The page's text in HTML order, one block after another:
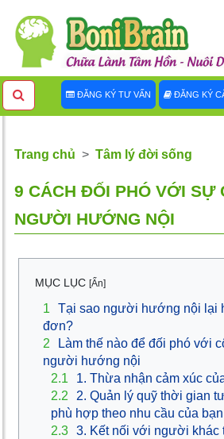
ĐĂNG KÝ TƯ VẤN ĐĂNG KÝ
Trang chủ Tâm lý đời sống
9 CÁCH ĐỐI PHÓ VỚI SỰ
NGƯỜI HƯỚNG NỘI
MỤC LỤC [Ẩn]
1
Tại sao người hướng nội lại
đơn?
2
Làm thế nào để đối phó với
người hướng nội
2.1
1. Thừa nhận cảm xúc
2.2
2. Quản lý quỹ thời gian
phù hợp theo nhu cầu của bạn
2.3 3. Kết nối với người khác